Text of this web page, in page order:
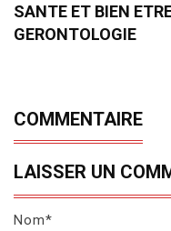
SANTE ET BIEN
GERONTOLOGIE
COMMENTAIRE
LAISSER UN
Nom*